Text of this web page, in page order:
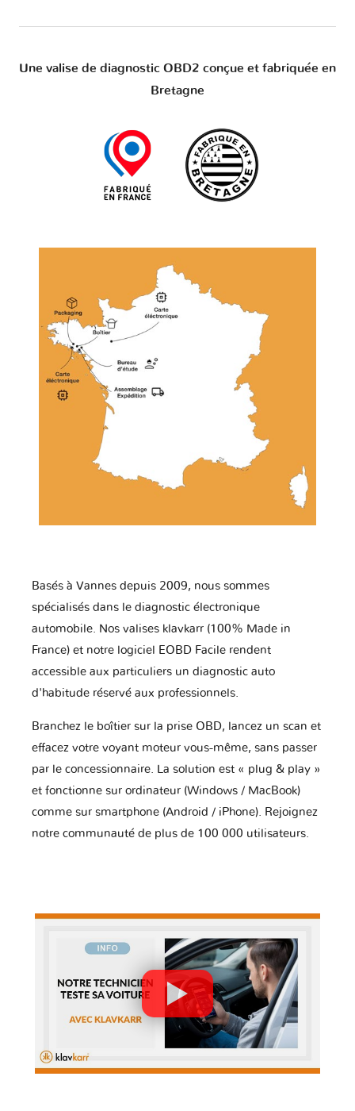
Une valise de diagnostic OBD2 conçue et fabriquée en
Bretagne
Basés à Vannes depuis 2009, nous sommes
spécialisés dans le diagnostic électronique
automobile. Nos valises klavkarr (100% Made in
France) et notre logiciel EOBD Facile rendent
accessible aux particuliers un diagnostic auto
d'habitude réservé aux professionnels.
Branchez le boîtier sur la prise OBD, lancez un scan et
effacez votre voyant moteur vous-même, sans passer
par le concessionnaire. La solution est « plug & play »
et fonctionne sur ordinateur (Windows / MacBook)
comme sur smartphone (Android / iPhone). Rejoignez
notre communauté de plus de 100 000 utilisateurs.